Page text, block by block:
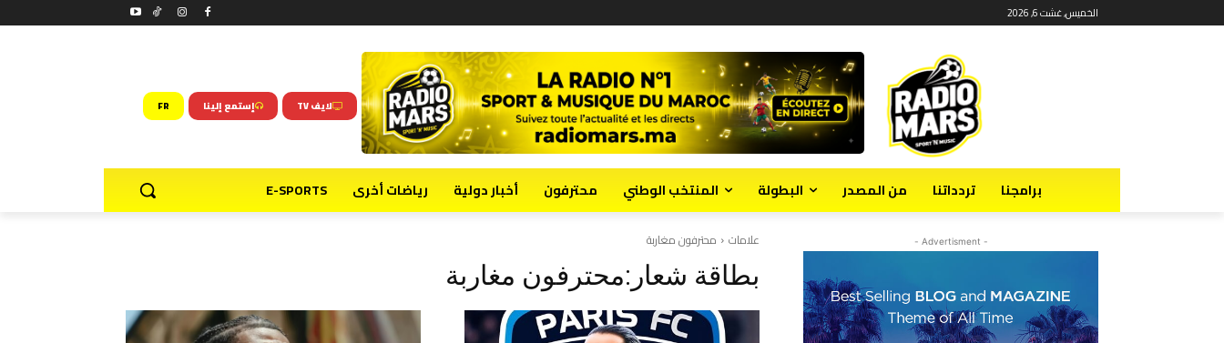
الخميس, غشت 6, 2026
لايف TV إستمع إلينا FR
برامجنا تردداتنا من المصدر البطولة المنتخب الوطني محترفون أخبار دولية رياضات أخرى E-SPORTS
علامات محترفون مغاربة
بطاقة شعار:محترفون مغاربة
- Advertisment -